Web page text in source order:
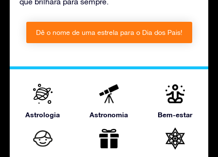
Dê o nome de uma estrela para o Dia dos Pais!
Astrologia Astronomia Bem-estar